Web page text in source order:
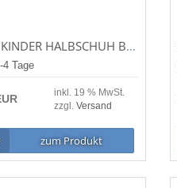
SUPERFIT KINDER HALBSCHUH BREEZE HELLGRÜN/ROSA (TÜRKIS) 1-000365-7510
4 Tage
inkl. 19 % MwSt.
zzgl. Versand
zum Produkt